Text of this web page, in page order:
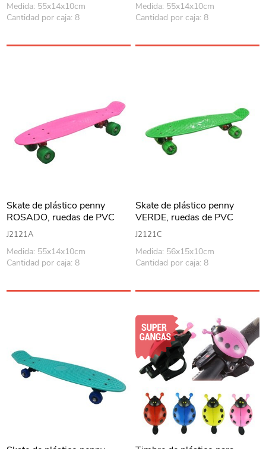
Medida: 55x14x10cm
Cantidad por caja: 8
Medida: 55x14x10cm
Cantidad por caja: 8
Skate de plástico penny
ROSADO, ruedas de PVC
anchas, trucks de metal
J2121A
Medida: 55x14x10cm
Cantidad por caja: 8
Skate de plástico penny
VERDE, ruedas de PVC
anchas, trucks de metal
J2121C
Medida: 56x15x10cm
Cantidad por caja: 8